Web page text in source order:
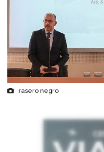
rasero negro